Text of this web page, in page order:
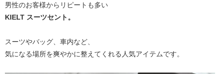
男性のお客様からリピートも多い
KIELT スーツセント。
スーツやバッグ、車内など、
気になる場所を爽やかに整えてくれる人気アイテムです。